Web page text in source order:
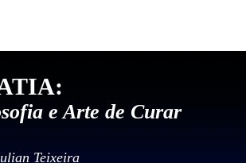
e Arte de Curar
Teixeira